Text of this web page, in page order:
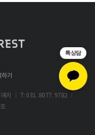
톡상담
하기
지
T: 031. 8077. 9782